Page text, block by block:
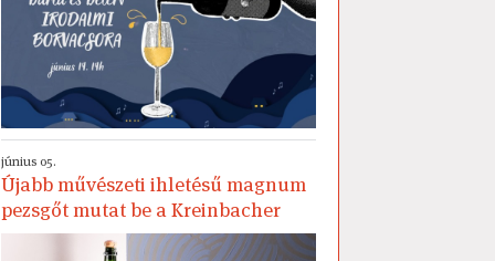
június 05.
Újabb művészeti ihletésű magnum
pezsgőt mutat be a Kreinbacher